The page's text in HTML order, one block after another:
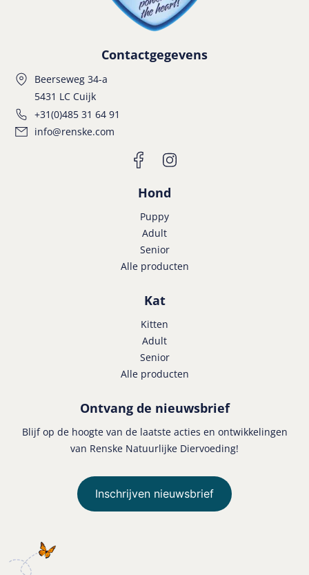
Contactgegevens
Beerseweg 34-a
5431 LC Cuijk
+31(0)485 31 64 91
info@renske.com
Hond
Puppy
Adult
Senior
Alle producten
Kat
Kitten
Adult
Senior
Alle producten
Ontvang de nieuwsbrief
Blijf op de hoogte van de laatste acties en ontwikkelingen
van Renske Natuurlijke Diervoeding!
Inschrijven nieuwsbrief